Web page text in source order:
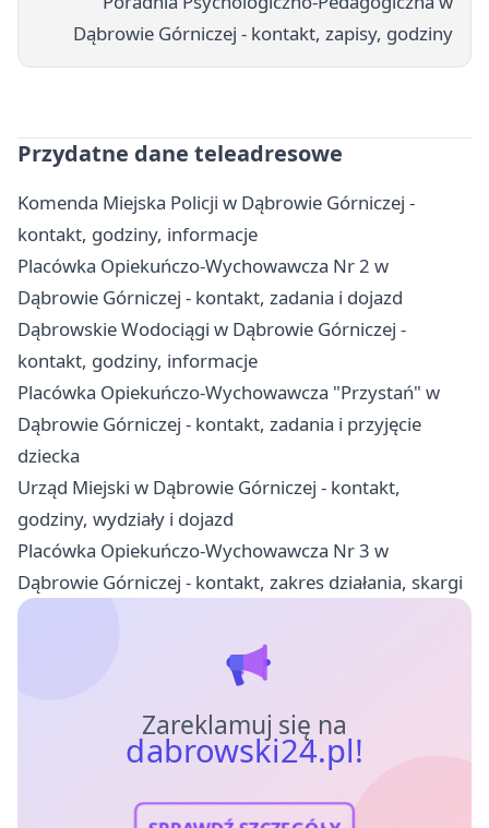
Dąbrowie Górniczej - kontakt, zapisy, godziny
Przydatne dane teleadresowe
Komenda Miejska Policji w Dąbrowie Górniczej -
kontakt, godziny, informacje
Placówka Opiekuńczo-Wychowawcza Nr 2 w
Dąbrowie Górniczej - kontakt, zadania i dojazd
Dąbrowskie Wodociągi w Dąbrowie Górniczej -
kontakt, godziny, informacje
Placówka Opiekuńczo-Wychowawcza "Przystań" w
Dąbrowie Górniczej - kontakt, zadania i przyjęcie
dziecka
Urząd Miejski w Dąbrowie Górniczej - kontakt,
godziny, wydziały i dojazd
Placówka Opiekuńczo-Wychowawcza Nr 3 w
Dąbrowie Górniczej - kontakt, zakres działania, skargi
Zareklamuj się na
dabrowski24.pl!